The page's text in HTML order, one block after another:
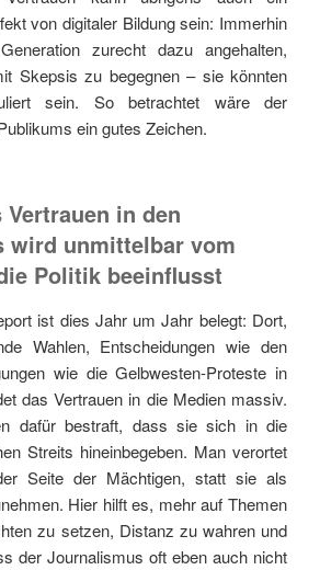
von digitaler Bildung sein: Immerhin
zurecht dazu angehalten,
Skepsis zu begegnen – sie könnten
sein. So betrachtet wäre der
Publikums ein gutes Zeichen.
in den
wird unmittelbar vom
Politik beeinflusst
ist dies Jahr um Jahr belegt: Dort,
Wahlen, Entscheidungen wie den
wie die Gelbwesten-Proteste in
das Vertrauen in die Medien massiv.
dafür bestraft, dass sie sich in die
Streits hineinbegeben. Man verortet
Seite der Mächtigen, statt sie als
Hier hilft es, mehr auf Themen
zu setzen, Distanz zu wahren und
der Journalismus oft eben auch nicht